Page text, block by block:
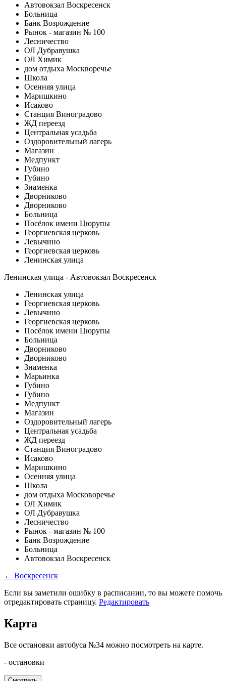
Автовокзал Воскресенск
Больница
Банк Возрождение
Рынок - магазин № 100
Лесничество
ОЛ Дубравушка
ОЛ Химик
дом отдыха Москворечье
Школа
Осенняя улица
Маришкино
Исаково
Станция Виноградово
ЖД переезд
Центральная усадьба
Оздоровительный лагерь
Магазин
Медпункт
Губино
Губино
Знаменка
Дворниково
Дворниково
Больница
Посёлок имени Цюрупы
Георгиевская церковь
Левычино
Георгиевская церковь
Ленинская улица
Ленинская улица - Автовокзал Воскресенск
Ленинская улица
Георгиевская церковь
Левычино
Георгиевская церковь
Посёлок имени Цюрупы
Больница
Дворниково
Дворниково
Знаменка
Марьинка
Губино
Губино
Медпункт
Магазин
Оздоровительный лагерь
Центральная усадьба
ЖД переезд
Станция Виноградово
Исаково
Маришкино
Осенняя улица
Школа
дом отдыха Московоречье
ОЛ Химик
ОЛ Дубравушка
Лесничество
Рынок - магазин № 100
Банк Возрождение
Больница
Автовокзал Воскресенск
← Воскресенск
Если вы заметили ошибку в расписании, то вы можете помочь
отредактировать страницу. Редактировать
Карта
Все остановки автобуса №34 можно посмотреть на карте.
- остановки